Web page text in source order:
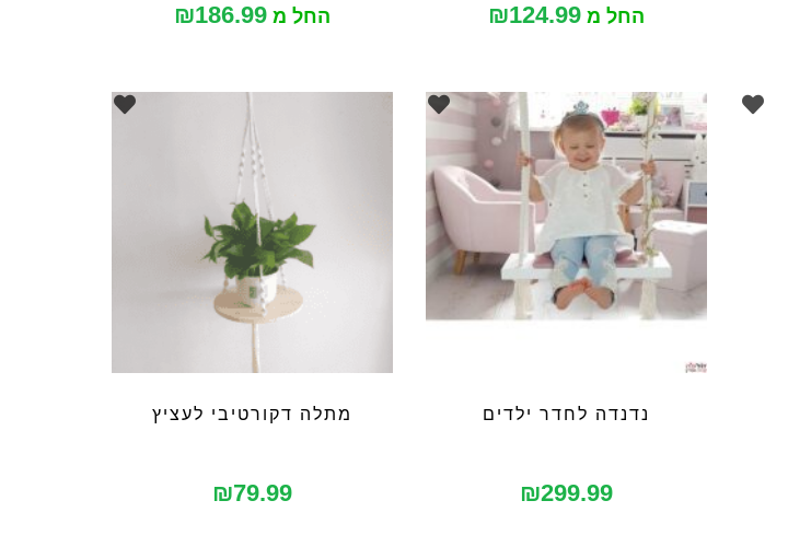
החל מ ₪124.99 החל מ ₪186.99
נדנדה לחדר ילדים
₪299.99
מתלה דקורטיבי לעציץ
₪79.99